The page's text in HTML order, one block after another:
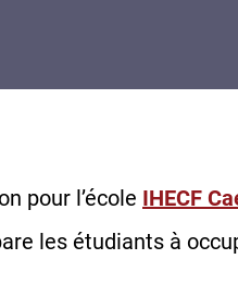
pour l’école IHECF
les étudiants à